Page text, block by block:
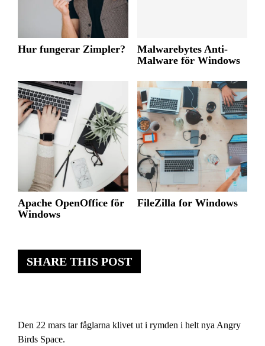
SHARE THIS POST
Den 22 mars tar fåglarna klivet ut i rymden i helt nya Angry
Birds Space.
Hur fungerar Zimpler?
Malwarebytes Anti-
Malware för Windows
Apache OpenOffice för
Windows
FileZilla for Windows